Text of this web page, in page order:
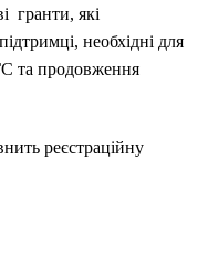
гранти, які
необхідні для
та продовження
реєстраційну